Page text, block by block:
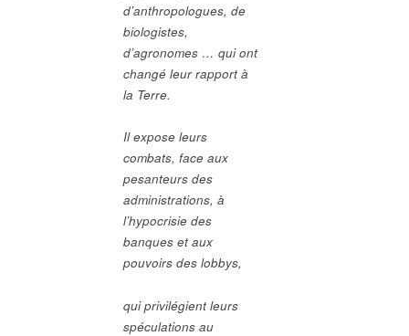
d’anthropologues, de
biologistes,
d’agronomes … qui ont
changé leur rapport à
la Terre.
Il expose leurs
combats, face aux
pesanteurs des
administrations, à
l’hypocrisie des
banques et aux
pouvoirs deslobbys,
qui privilégient leurs
spéculations au